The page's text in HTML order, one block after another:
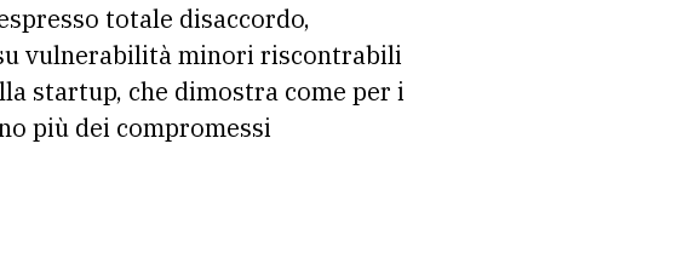
totale disaccordo,
vulnerabilità minori riscontrabili
startup, che dimostra come per i
più dei compromessi